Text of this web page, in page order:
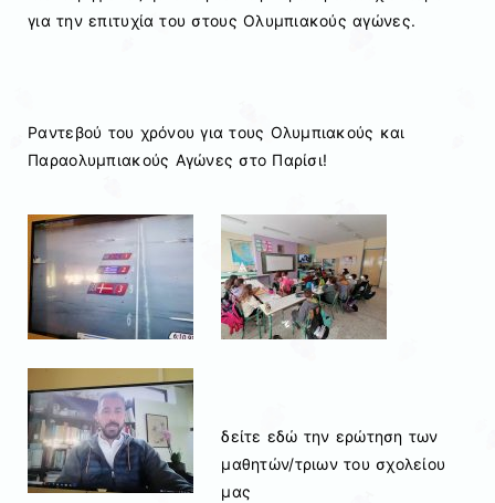
για την επιτυχία του στους Ολυμπιακούς αγώνες.
Ραντεβού του χρόνου για τους Ολυμπιακούς και
Παραολυμπιακούς Αγώνες στο Παρίσι!
δείτε εδώ την ερώτηση των
μαθητών/τριων του σχολείου
μας